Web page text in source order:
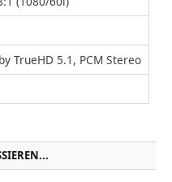
TrueHD 5.1, PCM Stereo